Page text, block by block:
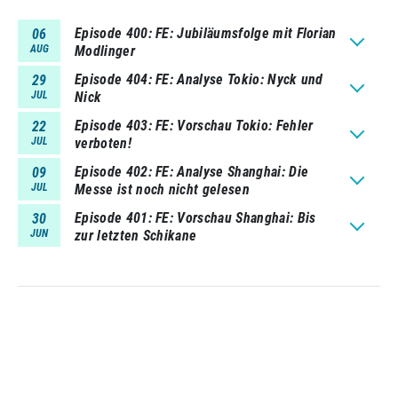
06
AUG
Episode 400 FE: Jubiläumsfolge mit Florian
Modlinger
29
JUL
Episode 404 FE: Analyse Tokio: Nyck und
Nick
22
JUL
Episode 403 FE: Vorschau Tokio: Fehler
verboten!
09
JUL
Episode 402 FE: Analyse Shanghai: Die
Messe ist noch nicht gelesen
30
JUN
Episode 401 FE: Vorschau Shanghai: Bis
zur letzten Schikane